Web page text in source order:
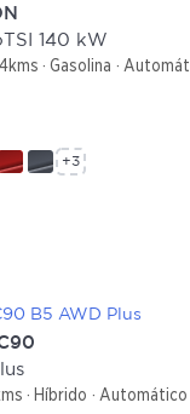
140 kW
Gasolina
Automático
+3
Híbrido
Automático